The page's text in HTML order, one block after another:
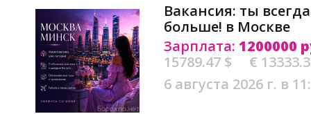
Вакансия: ты
больше! в Москве
Зарплата: 1200000
15789.47 $
€
6 августа 2026 г. в